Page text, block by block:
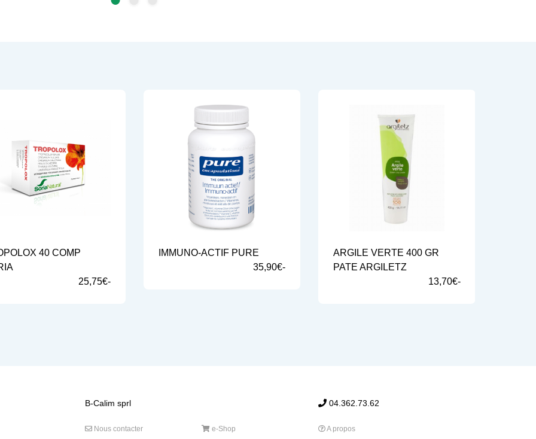
40 COMP
25,75€-
IMMUNO-ACTIF PURE
35,90€-
ARGILE VERTE 400 GR
PATE ARGILETZ
13,70€-
B-Calim sprl
Nous contacter e-Shop
04.362.73.62
A propos